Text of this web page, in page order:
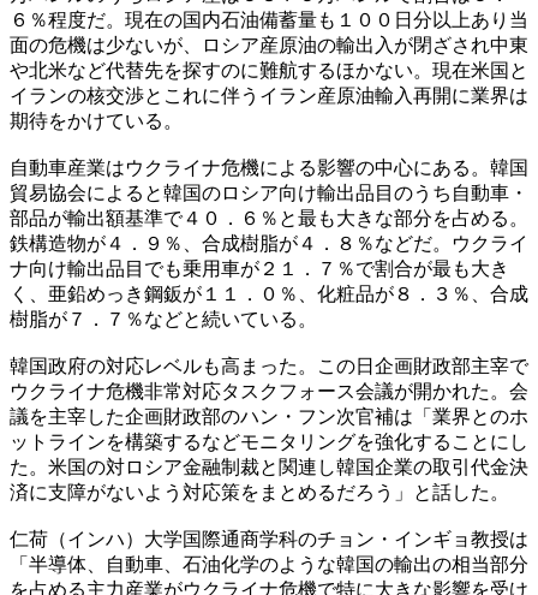
６％程度だ。現在の国内石油備蓄量も１００日分以上あり当
面の危機は少ないが、ロシア産原油の輸出入が閉ざされ中東
や北米など代替先を探すのに難航するほかない。現在米国と
イランの核交渉とこれに伴うイラン産原油輸入再開に業界は
期待をかけている。
自動車産業はウクライナ危機による影響の中心にある。韓国
貿易協会によると韓国のロシア向け輸出品目のうち自動車・
部品が輸出額基準で４０．６％と最も大きな部分を占める。
鉄構造物が４．９％、合成樹脂が４．８％などだ。ウクライ
ナ向け輸出品目でも乗用車が２１．７％で割合が最も大き
く、亜鉛めっき鋼鈑が１１．０％、化粧品が８．３％、合成
樹脂が７．７％などと続いている。
韓国政府の対応レベルも高まった。この日企画財政部主宰で
ウクライナ危機非常対応タスクフォース会議が開かれた。会
議を主宰した企画財政部のハン・フン次官補は「業界とのホ
ットラインを構築するなどモニタリングを強化することにし
た。米国の対ロシア金融制裁と関連し韓国企業の取引代金決
済に支障がないよう対応策をまとめるだろう」と話した。
仁荷（インハ）大学国際通商学科のチョン・インギョ教授は
「半導体、自動車、石油化学のような韓国の輸出の相当部分
を占める主力産業がウクライナ危機で特に大きな影響を受け